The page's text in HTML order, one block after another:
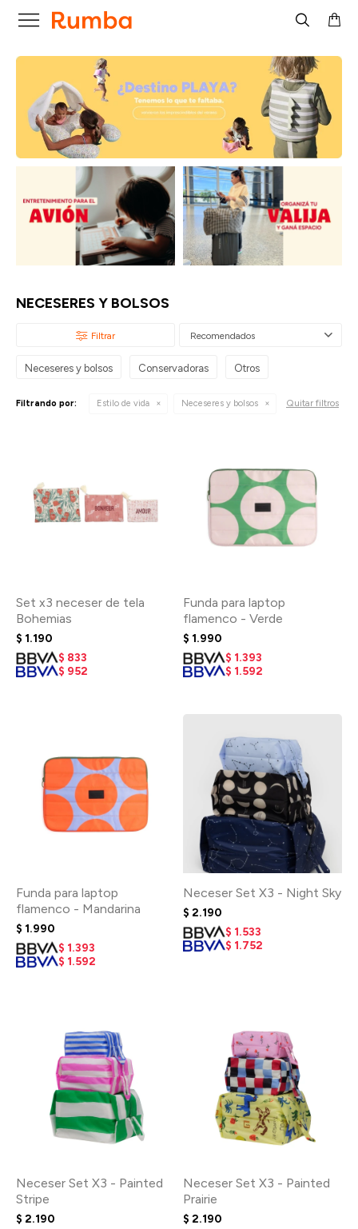

NECESERES Y BOLSOS
Recomendados
Neceseres y bolsos Conservadoras Otros
Filtrando por: Estilo de vida Neceseres y bolsos Quitar filtros
Set x3 neceser de tela
Bohemias
$ 1.190
$ 833
$ 952
Funda para laptop
flamenco - Verde
$ 1.990
$ 1.393
$ 1.592
Funda para laptop
flamenco - Mandarina
$ 1.990
$ 1.393
$ 1.592
Neceser Set X3 - Night Sky
$ 2.190
$ 1.533
$ 1.752
Neceser Set X3 - Painted
Stripe
$ 2.190
Neceser Set X3 - Painted
Prairie
$ 2.190